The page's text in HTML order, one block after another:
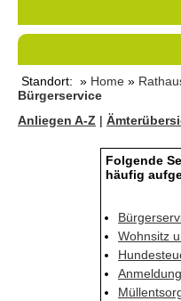
Standort: » Home »
Bürgerservice
Anliegen A-Z |
Folgende
häufig
Wohnsitz